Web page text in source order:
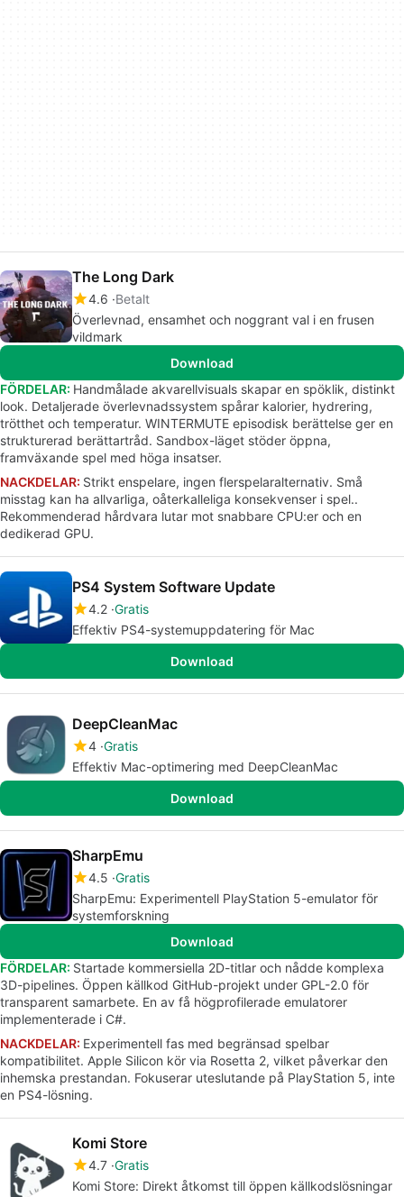
The Long Dark
4.6 Betalt
Överlevnad, ensamhet och noggrant val i en frusen
vildmark
Download
FÖRDELAR: Handmålade akvarellvisuals skapar en spöklik, distinkt
look. Detaljerade överlevnadssystem spårar kalorier, hydrering,
trötthet och temperatur. WINTERMUTE episodisk berättelse ger en
strukturerad berättartråd. Sandbox-läget stöder öppna,
framväxande spel med höga insatser.
NACKDELAR: Strikt enspelare, ingen flerspelaralternativ. Små
misstag kan ha allvarliga, oåterkalleliga konsekvenser i spel..
Rekommenderad hårdvara lutar mot snabbare CPU:er och en
dedikerad GPU.
PS4 System Software Update
4.2 Gratis
Effektiv PS4-systemuppdatering för Mac
Download
DeepCleanMac
4 Gratis
Effektiv Mac-optimering med DeepCleanMac
Download
SharpEmu
4.5 Gratis
SharpEmu: Experimentell PlayStation 5-emulator för
systemforskning
Download
FÖRDELAR: Startade kommersiella 2D-titlar och nådde komplexa
3D-pipelines. Öppen källkod GitHub-projekt under GPL-2.0 för
transparent samarbete. En av få högprofilerade emulatorer
implementerade i C#.
NACKDELAR: Experimentell fas med begränsad spelbar
kompatibilitet. Apple Silicon kör via Rosetta 2, vilket påverkar den
inhemska prestandan. Fokuserar uteslutande på PlayStation 5, inte
en PS4-lösning.
Komi Store
4.7 Gratis
Komi Store: Direkt åtkomst till öppen källkodslösningar